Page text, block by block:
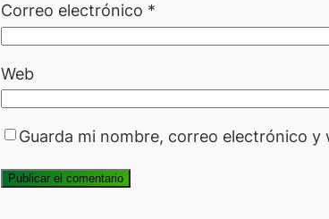
Correo electrónico *
Web
Guarda mi nombre, correo electrónico